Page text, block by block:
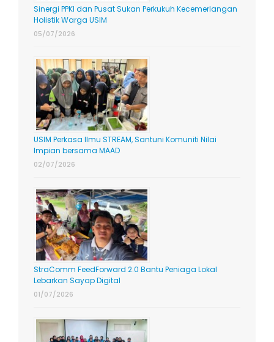
Sinergi PPKI dan Pusat Sukan Perkukuh Kecemerlangan
Holistik Warga USIM
05/07/2026
USIM Perkasa Ilmu STREAM, Santuni Komuniti Nilai
Impian bersama MAAD
02/07/2026
StraComm FeedForward 2.0 Bantu Peniaga Lokal
Lebarkan Sayap Digital
01/07/2026